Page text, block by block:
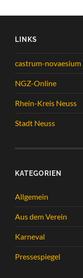
LINKS
castrum-novaesium
NGZ-Online
Rhein-Kreis Neuss
Stadt Neuss
KATEGORIEN
Allgemein
Aus dem Verein
Karneval
Pressespiegel